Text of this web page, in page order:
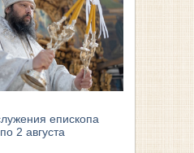
епископа
2 августа